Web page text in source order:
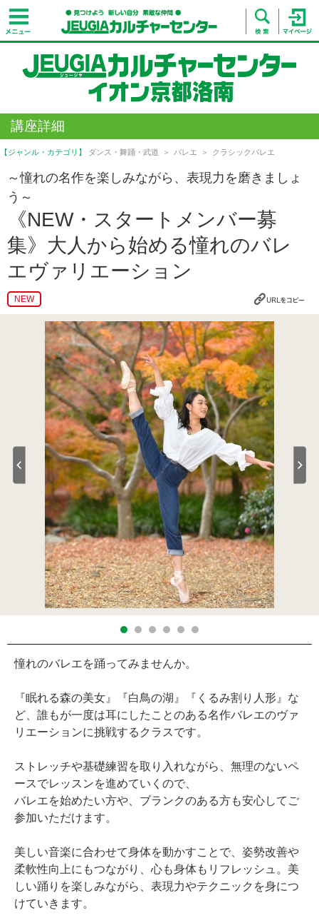
講座詳細
【ジャンル・カテゴリ】 ダンス・舞踊・武道 バレエ クラシックバレエ
～憧れの名作を楽しみながら、表現力を磨きましょ
う～
《NEW・スタートメンバー募
集》大人から始める憧れのバレ
エヴァリエーション
NEW
憧れのバレエを踊ってみませんか。
『眠れる森の美女』『白鳥の湖』『くるみ割り人形』な
ど、誰もが一度は耳にしたことのある名作バレエのヴァ
リエーションに挑戦するクラスです。
ストレッチや基礎練習を取り入れながら、無理のないペ
ースでレッスンを進めていくので、
バレエを始めたい方や、ブランクのある方も安心してご
参加いただけます。
美しい音楽に合わせて身体を動かすことで、姿勢改善や
柔軟性向上にもつながり、心も身体もリフレッシュ。美
しい踊りを楽しみながら、表現力やテクニックを身につ
けていきます。